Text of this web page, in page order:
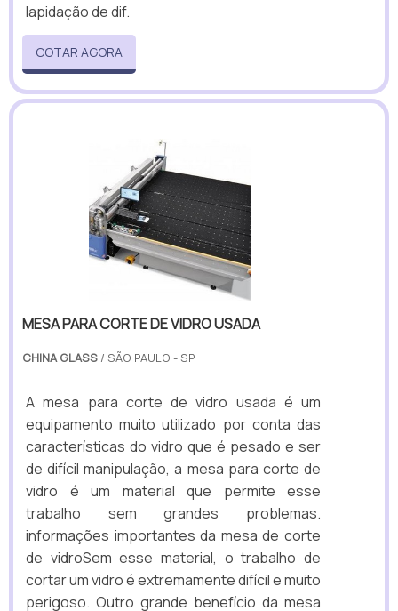
lapidação de dif.
COTAR AGORA
MESA PARA CORTE DE VIDRO USADA
CHINA GLASS / SÃO PAULO - SP
A mesa para corte de vidro usada é um
equipamento muito utilizado por conta das
características do vidro que é pesado e ser
de difícil manipulação, a mesa para corte de
vidro é um material que permite esse
trabalho sem grandes problemas.
informações importantes da mesa de corte
de vidroSem esse material, o trabalho de
cortar um vidro é extremamente difícil e muito
perigoso. Outro grande benefício da mesa